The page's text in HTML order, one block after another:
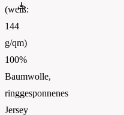
(weiß:
144
g/qm)
100%
Baumwolle,
ringgesponnenes
Jersey
FLIPBOOK_GL - PW -